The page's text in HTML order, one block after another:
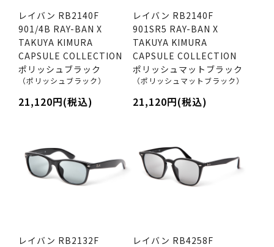
レイバン RB2140F
901/4B RAY-BAN X
TAKUYA KIMURA
CAPSULE COLLECTION
ポリッシュブラック
（ポリッシュブラック）
21,120円(税込)
レイバン RB2140F
901SR5 RAY-BAN X
TAKUYA KIMURA
CAPSULE COLLECTION
ポリッシュマットブラック
（ポリッシュマットブラック）
21,120円(税込)
レイバン RB2132F
レイバン RB4258F